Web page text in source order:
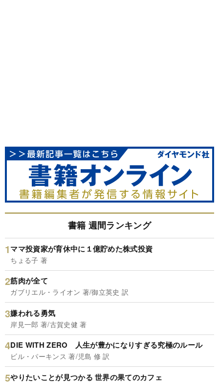
書籍 週間ランキング
ママ投資家が育休中に１億貯めた株式投資
ちょる子 著
筋肉が全て
ガブリエル・ライオン 著/御立英史 訳
嫌われる勇気
岸見一郎 著/古賀史健 著
DIE WITH ZERO 人生が豊かになりすぎる究極のルール
ビル・パーキンス 著/児島 修 訳
やりたいことが見つかる 世界の果てのカフェ